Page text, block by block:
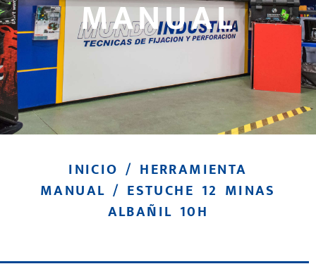
MANUAL
INICIO / HERRAMIENTA
MANUAL / ESTUCHE 12 MINAS
ALBAÑIL 10H